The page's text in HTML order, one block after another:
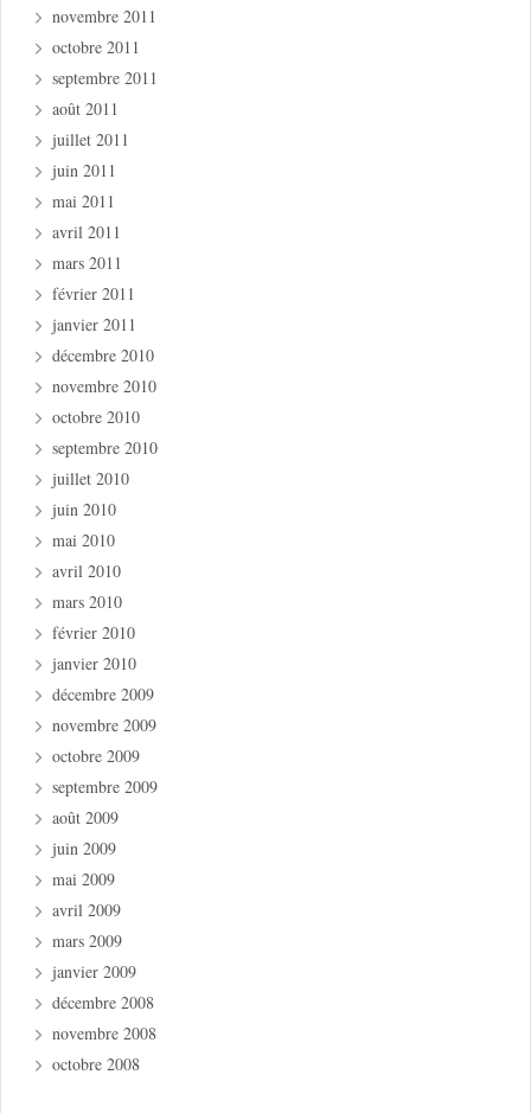
novembre 2011
octobre 2011
septembre 2011
août 2011
juillet 2011
juin 2011
mai 2011
avril 2011
mars 2011
février 2011
janvier 2011
décembre 2010
novembre 2010
octobre 2010
septembre 2010
juillet 2010
juin 2010
mai 2010
avril 2010
mars 2010
février 2010
janvier 2010
décembre 2009
novembre 2009
octobre 2009
septembre 2009
août 2009
juin 2009
mai 2009
avril 2009
mars 2009
janvier 2009
décembre 2008
novembre 2008
octobre 2008